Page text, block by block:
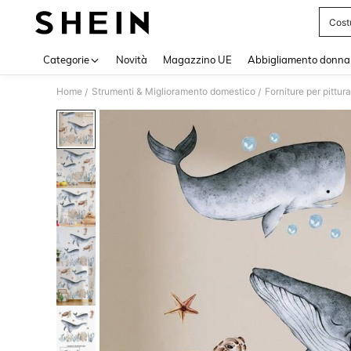
Categorie Novità Magazzino UE Abbigliamento donna
Home / Strumenti & Miglioramento domestico / Forniture per